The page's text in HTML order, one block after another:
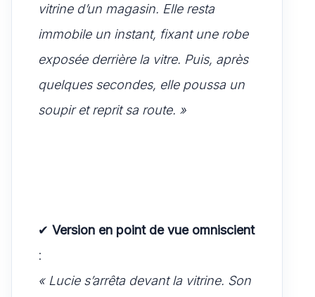
vitrine d’un magasin. Elle resta
immobile un instant, fixant une robe
exposée derrière la vitre. Puis, après
quelques secondes, elle poussa un
soupir et reprit sa route. »
✔ Version en point de vue omniscient
:
« Lucie s’arrêta devant la vitrine. Son